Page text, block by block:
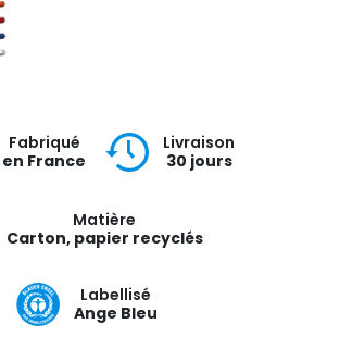
Fabriqué
en France
Livraison
30 jours
Matière
Carton, papier recyclés
Labellisé
Ange Bleu